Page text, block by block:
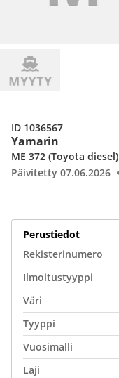
Yamarin
ME 372 (Toyota diesel)
Päivitetty 07.06.2026
ID 1036567
Perustiedot
Rekisterinumero
Ilmoitustyyppi
Väri
Tyyppi
Vuosimalli
Laji